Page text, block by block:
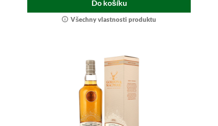
Do košíku
Všechny vlastnosti produktu